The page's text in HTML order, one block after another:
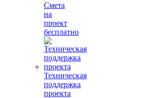
Смета
на
проект
бесплатно
Техническая
поддержка
проекта